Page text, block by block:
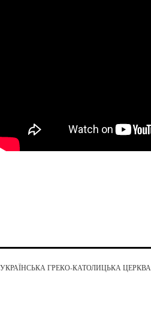
УКРАЇНСЬКА ГРЕКО-КАТОЛИЦЬКА ЦЕРКВА